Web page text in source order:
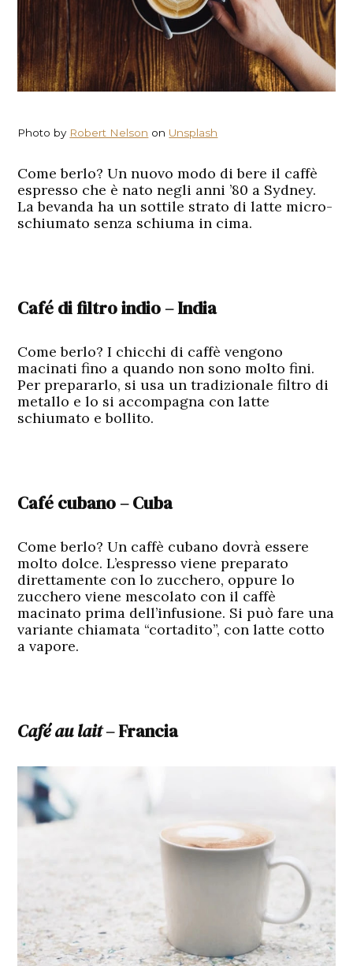
Photo by Robert Nelson on Unsplash
Come berlo? Un nuovo modo di bere il caffè
espresso che è nato negli anni ’80 a Sydney.
La bevanda ha un sottile strato di latte micro-
schiumato senza schiuma in cima.
Café di filtro indio – India
Come berlo? I chicchi di caffè vengono
macinati fino a quando non sono molto fini.
Per prepararlo, si usa un tradizionale filtro di
metallo e lo si accompagna con latte
schiumato e bollito.
Café cubano – Cuba
Come berlo? Un caffè cubano dovrà essere
molto dolce. L’espresso viene preparato
direttamente con lo zucchero, oppure lo
zucchero viene mescolato con il caffè
macinato prima dell’infusione. Si può fare una
variante chiamata “cortadito”, con latte cotto
a vapore.
Café au lait– Francia